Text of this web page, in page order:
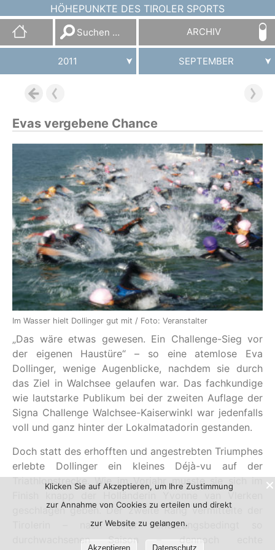
HÖHEPUNKTE DES TIROLER SPORTS
Suchen
nach:
ARCHIV
2011 SEPTEMBER
Evas vergebene Chance
Im Wasser hielt Dollinger gut mit / Foto: Veranstalter
„Das wäre etwas gewesen. Ein Challenge-Sieg vor
der eigenen Haustüre“ – so eine atemlose Eva
Dollinger, wenige Augenblicke, nachdem sie durch
das Ziel in Walchsee gelaufen war. Das fachkundige
wie lautstarke Publikum bei der zweiten Auflage der
Signa Challenge Walchsee-Kaiserwinkl war jedenfalls
voll und ganz hinter der Lokalmatadorin gestanden.
Doch statt des erhofften und angestrebten Triumphes
erlebte Dollinger ein kleines Déjà-vu auf der
Triathlonstrecke. Wie im Vorjahr musste sie sich im
Finish knapp der Holländerin Yvonne van Vlerken
geschlagen geben. Der zweite Rang vermittelte der
Tirolerin – nach einer verletzungsbedingt so
durchwachsenen Saison – dennoch echte
Klicken Sie auf Akzeptieren, um Ihre Zustimmung
zur Annahme von Cookies zu erteilen und direkt
zur Website zu gelangen.
Akzeptieren Datenschutz